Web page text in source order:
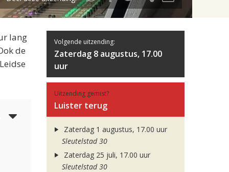
lang
de
Volgende uitzending:
Zaterdag 8 augustus, 17.00
uur
Uitzending gemist?
Luister terug
Zaterdag 1 augustus, 17.00 uur
Sleutelstad 30
Zaterdag 25 juli, 17.00 uur
Sleutelstad 30